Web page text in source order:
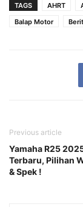
TAGS AHRT
Balap Motor
Previous article
Yamaha R25
Terbaru, Pilihan
& Spek !